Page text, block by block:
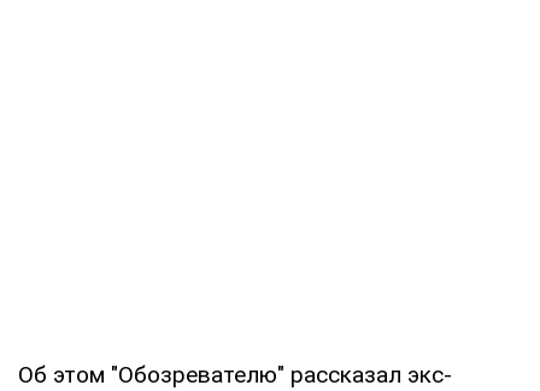
Об этом "Обозревателю" рассказал экс-